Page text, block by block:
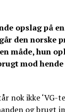
opslag på
den norske
måde, hun
mod hende
nok ikke ‘VG-
og brugt